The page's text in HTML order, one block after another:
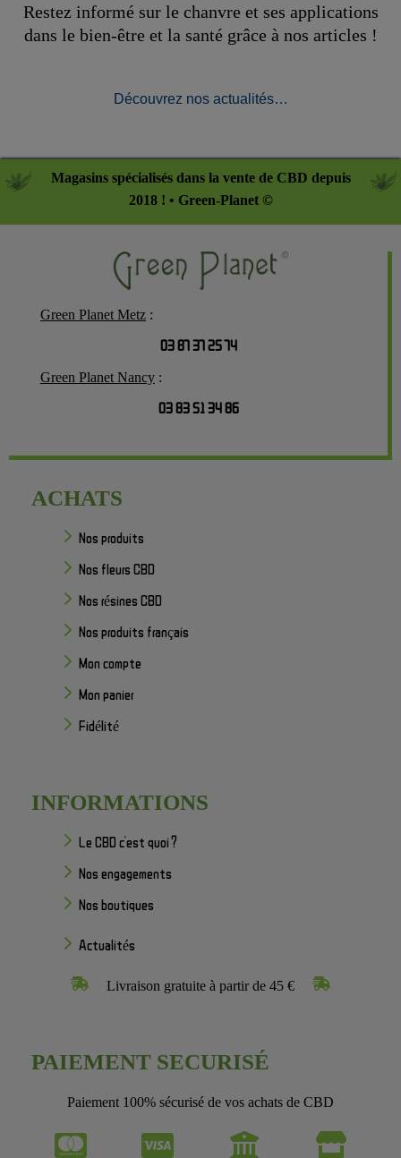
Restez informé sur le chanvre et ses applications
dans le bien-être et la santé grâce à nos articles !
Découvrez nos actualités…
Magasins spécialisés dans la vente de CBD depuis
2018 ! • Green-Planet ©
Green Planet Metz :
03 87 37 25 74
Green Planet Nancy :
03 83 51 34 86
ACHATS
Nos produits
Nos fleurs CBD
Nos résines CBD
Nos produits français
Mon compte
Mon panier
Fidélité
INFORMATIONS
Le CBD c'est quoi ?
Nos engagements
Nos boutiques
Actualités
Livraison gratuite à partir de 45 €
PAIEMENT SECURISÉ
Paiement 100% sécurisé de vos achats de CBD